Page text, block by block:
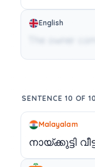
English
The owner
SENTENCE 10 OF 10
Malayalam
നായ്ക്കുട്ടി